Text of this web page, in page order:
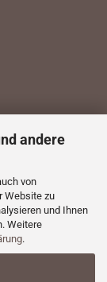
andere
von
Website zu
und Ihnen
Weitere
.